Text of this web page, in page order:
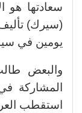
سعادتها هو
(سيرك)
يومين في
والبعض
المشاركة
استقطب